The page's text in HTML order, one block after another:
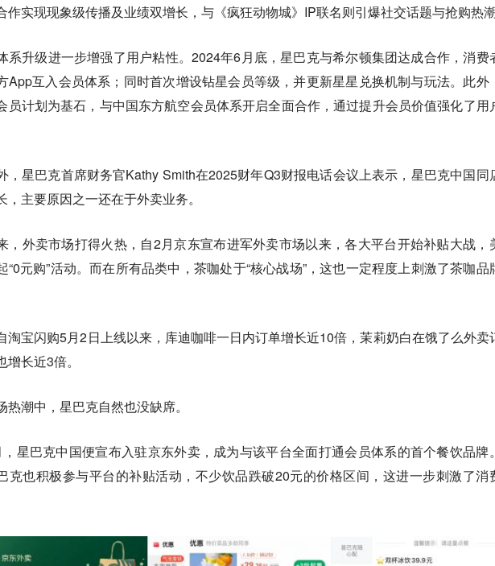
作实现现象级传播及业绩双增长，与《疯狂动物城》IP联名则引爆社交话题与抢购热
系升级进一步增强了用户粘性。 2024年6月底，星巴克与希尔顿集团达成合作，消费
App互入会员体系；同时首次增设钻星会员等级，并更新星星兑换机制与玩法。此外
员计划为基石，与中国东方航空会员体系开启全面合作，通过提升会员价值强化了用
，星巴克首席财务官Kathy Smith在2025财年Q3财报电话会议上表示，星巴克中国同
，主要原因之一还在于外卖业务。
，外卖市场打得火热， 自2月京东宣布进军外卖市场以来，各大平台开始补贴大战，
“0元购”活动。而在所有品类中，茶咖处于“核心战场”，这也一定程度上刺激了茶咖品
淘宝闪购5月2日上线以来，库迪咖啡一日内订单增长近10倍，茉莉奶白在饿了么外卖
增长近3倍。
热潮中，星巴克自然也没缺席。
星巴克中国便宣布入驻京东外卖，成为与该平台全面打通会员体系的首个餐饮品牌
克也积极参与平台的补贴活动，不少饮品跌破20元的价格区间，这进一步刺激了消